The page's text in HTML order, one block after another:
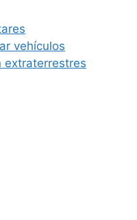
vehículos
extraterrestres